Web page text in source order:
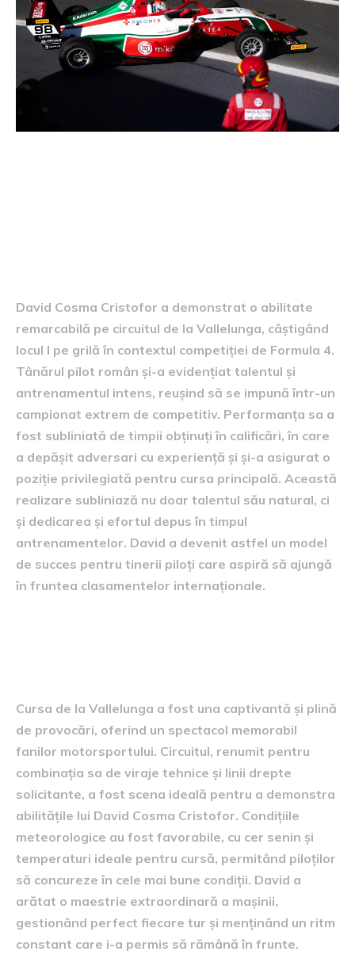
David Cosma Cristofor a demonstrat o abilitate
remarcabilă pe circuitul de la Vallelunga, câștigând
locul I pe grilă în contextul competiției de Formula 4.
Tânărul pilot român și-a evidențiat talentul și
antrenamentul intens, reușind să se impună într-un
campionat extrem de competitiv. Performanța sa a
fost subliniată de timpii obținuți în calificări, în care
a depășit adversari cu experiență și și-a asigurat o
poziție privilegiată pentru cursa principală. Această
realizare subliniază nu doar talentul său natural, ci
și dedicarea și efortul depus în timpul
antrenamentelor. David a devenit astfel un model
de succes pentru tinerii piloți care aspiră să ajungă
în fruntea clasamentelor internaționale.
Cursa de la Vallelunga a fost una captivantă și plină
de provocări, oferind un spectacol memorabil
fanilor motorsportului. Circuitul, renumit pentru
combinația sa de viraje tehnice și linii drepte
solicitante, a fost scena ideală pentru a demonstra
abilitățile lui David Cosma Cristofor. Condițiile
meteorologice au fost favorabile, cu cer senin și
temperaturi ideale pentru cursă, permitând piloților
să concureze în cele mai bune condiții. David a
arătat o maestrie extraordinară a mașinii,
gestionând perfect fiecare tur și menținând un ritm
constant care i-a permis să rămână în frunte.